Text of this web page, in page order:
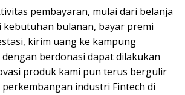
pembayaran, mulai dari belanja
kebutuhan bulanan, bayar premi
kirim uang ke kampung
dengan berdonasi dapat dilakukan
produk kami pun terus bergulir
industri Fintech di